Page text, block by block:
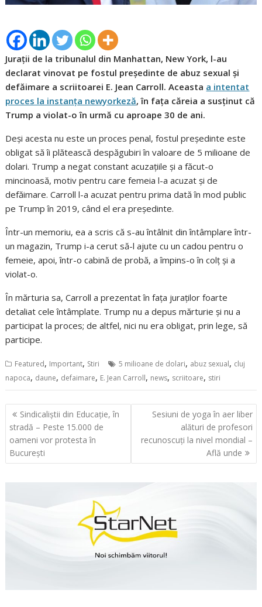
Jurații de la tribunalul din Manhattan, New York, l-au
declarat vinovat pe fostul președinte de abuz sexual și
defăimare a scriitoarei E. Jean Carroll. Aceasta a intentat
proces la instanța newyorkeză, în fața căreia a susținut că
Trump a violat-o în urmă cu aproape 30 de ani.
Deși acesta nu este un proces penal, fostul președinte este
obligat să îi plătească despăgubiri în valoare de 5 milioane de
dolari. Trump a negat constant acuzațiile și a făcut-o
mincinoasă, motiv pentru care femeia l-a acuzat și de
defăimare. Carroll l-a acuzat pentru prima dată în mod public
pe Trump în 2019, când el era președinte.
Într-un memoriu, ea a scris că s-au întâlnit din întâmplare într-
un magazin, Trump i-a cerut să-l ajute cu un cadou pentru o
femeie, apoi, într-o cabină de probă, a împins-o în colț și a
violat-o.
În mărturia sa, Carroll a prezentat în fața juraților foarte
detaliat cele întâmplate. Trump nu a depus mărturie și nu a
participat la proces; de altfel, nici nu era obligat, prin lege, să
participe.
Featured, Important, Stiri 5 milioane de dolari, abuz sexual, cluj
napoca, daune, defaimare, E. Jean Carroll, news, scriitoare, stiri
Navigare
în
articole
Sindicaliștii din Educație, în
stradă – Peste 15.000 de
oameni vor protesta în
București
Sesiuni de yoga în aer liber
alături de profesori
recunoscuți la nivel mondial –
Află unde